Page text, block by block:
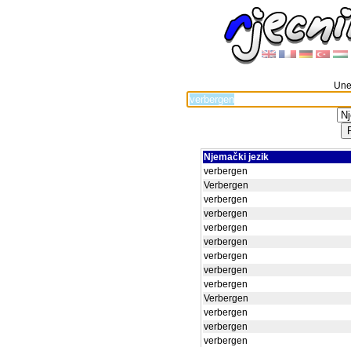
Njemački jezik
verbergen
Verbergen
verbergen
verbergen
verbergen
verbergen
verbergen
verbergen
verbergen
Verbergen
verbergen
verbergen
verbergen